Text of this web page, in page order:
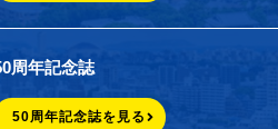
周年記念誌
50周年記念誌を見る